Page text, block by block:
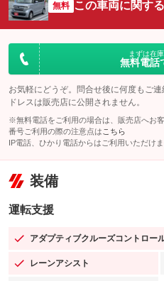
無料 この車両に関す
まずは在
無料電話
お気軽にどうぞ。問合せ後に何度もご
ドレスは販売店に公開されません。
※無料電話をご利用の場合は、販売店へお
番号ご利用の際の注意点は こちら
IP電話、ひかり電話からはご利用いただけま
装備
運転支援
アダプティブクルーズコントロー
：装備あり
レーンアシスト
：装備あり